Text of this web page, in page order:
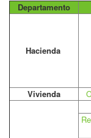
Departamento
Hacienda
Vivienda